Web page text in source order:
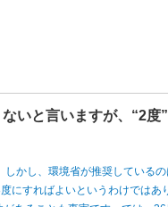
いと言いますが、“2度
かし、環境省が推奨しているの
にすればよいというわけではあ